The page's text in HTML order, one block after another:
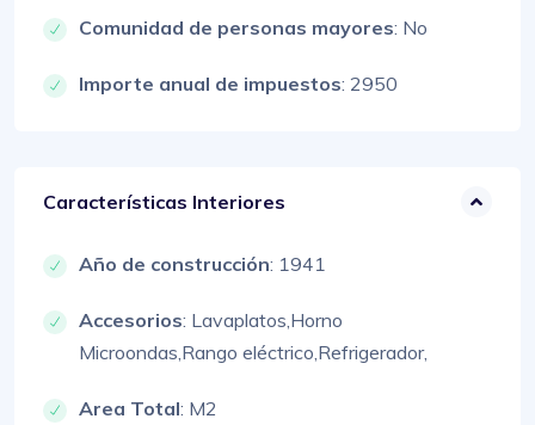
Comunidad de personas mayores: No
Importe anual de impuestos: 2950
Características Interiores
Año de construcción: 1941
Accesorios: Lavaplatos,Horno
Microondas,Rango eléctrico,Refrigerador,
Area Total: M2